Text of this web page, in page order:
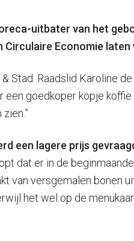
uitbater van het
Circulaire Economie laten
Raadslid Karoline
goedkoper kopje
een lagere prijs
dat er in de
van versgemalen bonen
het wel op de